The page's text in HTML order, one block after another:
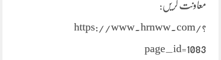
معاونت کریں:
https://www.hrnww.com/?
page_id=1083